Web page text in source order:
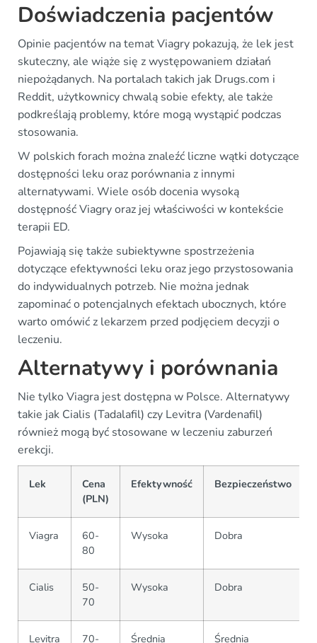
Doświadczenia pacjentów
Opinie pacjentów na temat Viagry pokazują, że lek jest
skuteczny, ale wiąże się z występowaniem działań
niepożądanych. Na portalach takich jak Drugs.com i
Reddit, użytkownicy chwalą sobie efekty, ale także
podkreślają problemy, które mogą wystąpić podczas
stosowania.
W polskich forach można znaleźć liczne wątki dotyczące
dostępności leku oraz porównania z innymi
alternatywami. Wiele osób docenia wysoką
dostępność Viagry oraz jej właściwości w kontekście
terapii ED.
Pojawiają się także subiektywne spostrzeżenia
dotyczące efektywności leku oraz jego przystosowania
do indywidualnych potrzeb. Nie można jednak
zapominać o potencjalnych efektach ubocznych, które
warto omówić z lekarzem przed podjęciem decyzji o
leczeniu.
Alternatywy i porównania
Nie tylko Viagra jest dostępna w Polsce. Alternatywy
takie jak Cialis (Tadalafil) czy Levitra (Vardenafil)
również mogą być stosowane w leczeniu zaburzeń
erekcji.
Lek
Cena
(PLN)
Efektywność Bezpieczeństwo
Viagra
60-
80
Wysoka Dobra
Cialis
50-
70
Wysoka Dobra
Levitra 70- Średnia Średnia